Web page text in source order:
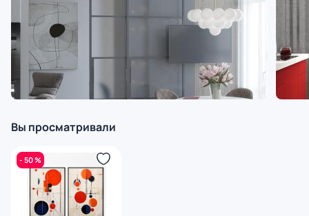
Вы просматривали
- 50 %